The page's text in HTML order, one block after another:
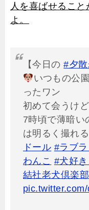
人を喜ばせるこ
よ。
【今日の#夕
いつもの公
ったワン
初めて会うけ
7時頃で薄暗い
は明るく撮れる
ドール #ラブ
わんこ #犬好
結社老犬倶楽部